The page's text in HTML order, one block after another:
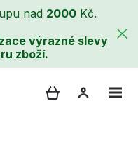
nad 2000 Kč.
výrazné slevy
zboží.